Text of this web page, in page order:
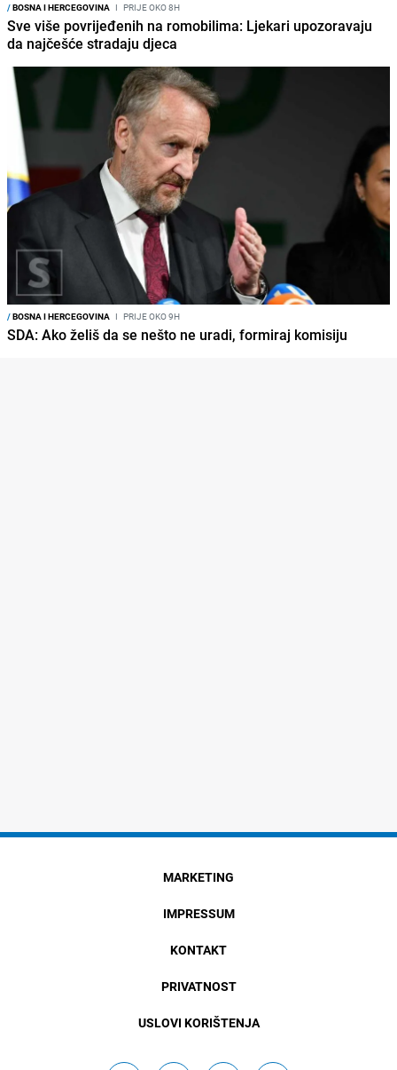
/BOSNA I HERCEGOVINA I PRIJE OKO 8H
Sve više povrijeđenih na romobilima: Ljekari upozoravaju
da najčešće stradaju djeca
/BOSNA I HERCEGOVINA I PRIJE OKO 9H
SDA: Ako želiš da se nešto ne uradi, formiraj komisiju
MARKETING
IMPRESSUM
KONTAKT
PRIVATNOST
USLOVI KORIŠTENJA